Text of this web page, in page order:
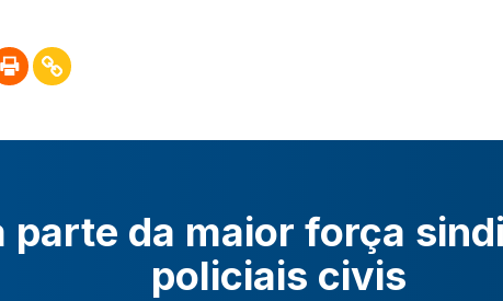
parte da maior força
policiais civis